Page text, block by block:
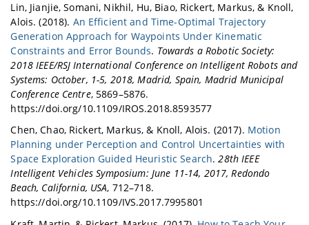
Lin, Jianjie, Somani, Nikhil, Hu, Biao, Rickert, Markus, & Knoll,
Alois. (2018). An Efficient and Time-Optimal Trajectory
Generation Approach for Waypoints Under Kinematic
Constraints and Error Bounds. Towards a Robotic Society:
2018 IEEE/RSJ International Conference on Intelligent Robots and
Systems: October, 1-5, 2018, Madrid, Spain, Madrid Municipal
Conference Centre, 5869–5876.
https://doi.org/10.1109/IROS.2018.8593577
Chen, Chao, Rickert, Markus, & Knoll, Alois. (2017). Motion
Planning under Perception and Control Uncertainties with
Space Exploration Guided Heuristic Search.28th IEEE
Intelligent Vehicles Symposium: June 11-14, 2017, Redondo
Beach, California, USA, 712–718.
https://doi.org/10.1109/IVS.2017.7995801